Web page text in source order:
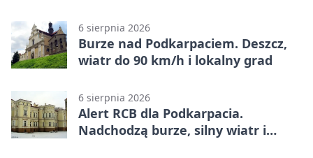
6 sierpnia 2026
Burze nad Podkarpaciem. Deszcz,
wiatr do 90 km/h i lokalny grad
6 sierpnia 2026
Alert RCB dla Podkarpacia.
Nadchodzą burze, silny wiatr i